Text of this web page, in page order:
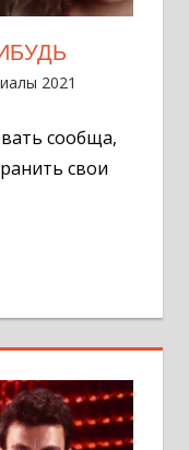
2021
сообща,
свои